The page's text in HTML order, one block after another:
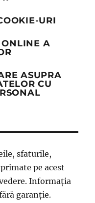
URI
A
ASUPRA
CU
sfaturile,
pe acest
Informația
garanție.